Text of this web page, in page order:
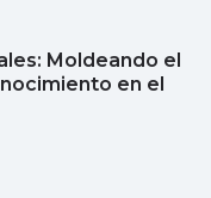
Moldeando el
en el